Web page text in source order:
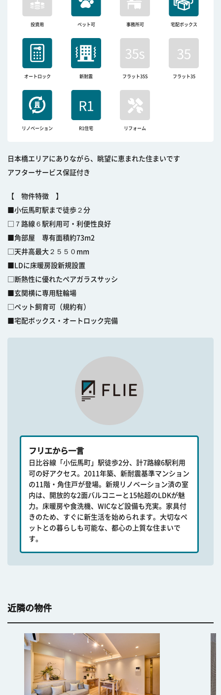
投資用 ペット可 事務所可 宅配ボックス
オートロック 新耐震 フラット35S フラット35
リノベーション R1住宅 リフォーム
日本橋エリアにありながら、眺望に恵まれた住まいです
アフターサービス保証付き
【 物件特徴 】
■小伝馬町駅まで徒歩２分
□７路線６駅利用可・利便性良好
■角部屋 専有面積約73m2
□天井高最大２５５０mm
■LDに床暖房設新規設置
□断熱性に優れたペアガラスサッシ
■玄関横に専用駐輪場
□ペット飼育可（規約有）
■宅配ボックス・オートロック完備
フリエから一言
日比谷線「小伝馬町」駅徒歩2分、計7路線6駅利用
可の好アクセス。2011年築、新耐震基準マンション
の11階・角住戸が登場。新規リノベーション済の室
内は、開放的な2面バルコニーと15帖超のLDKが魅
力。床暖房や食洗機、WICなど設備も充実。家具付
きのため、すぐに新生活を始められます。大切なペ
ットとの暮らしも可能な、都心の上質な住まいで
す。
近隣の物件